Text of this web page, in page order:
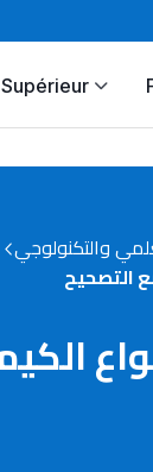
والتكنولوجي
التصحيح